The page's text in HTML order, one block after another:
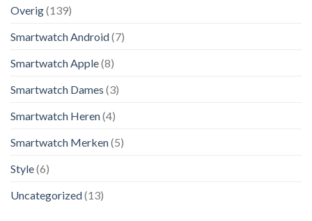
Overig(139)
Smartwatch Android(7)
Smartwatch Apple(8)
Smartwatch Dames (3)
Smartwatch Heren(4)
Smartwatch Merken(5)
Style(6)
Uncategorized(13)